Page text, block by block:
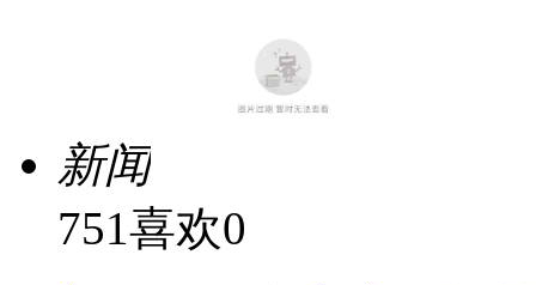
新闻
751喜欢0